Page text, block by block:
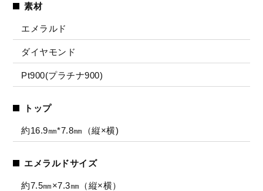
素材
エメラルド
ダイヤモンド
Pt900(プラチナ900)
トップ
約16.9㎜*7.8㎜（縦×横)
エメラルドサイズ
約7.5㎜×7.3㎜（縦×横）